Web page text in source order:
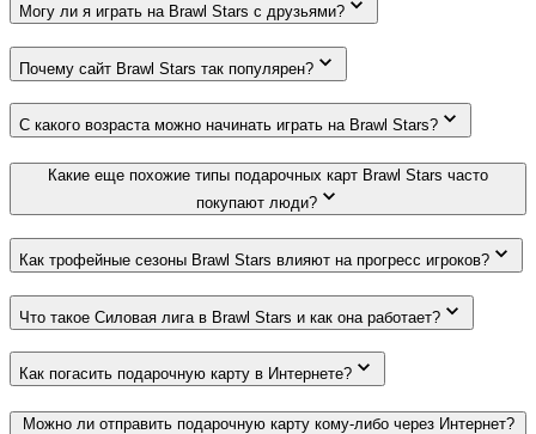
Могу ли я играть на Brawl Stars с друзьями?
Почему сайт Brawl Stars так популярен?
С какого возраста можно начинать играть на Brawl Stars?
Какие еще похожие типы подарочных карт Brawl Stars часто
покупают люди?
Как трофейные сезоны Brawl Stars влияют на прогресс игроков?
Что такое Силовая лига в Brawl Stars и как она работает?
Как погасить подарочную карту в Интернете?
Можно ли отправить подарочную карту кому-либо через Интернет?